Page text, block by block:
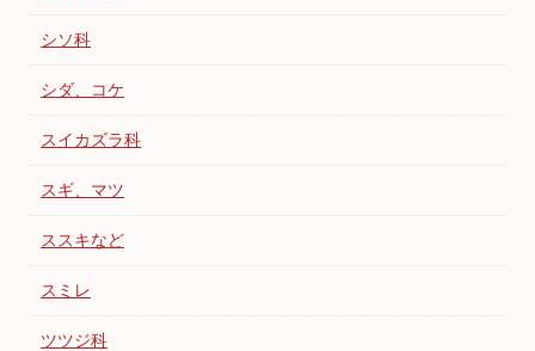
シソ科
シダ、コケ
スイカズラ科
スギ、マツ
ススキなど
スミレ
ツツジ科